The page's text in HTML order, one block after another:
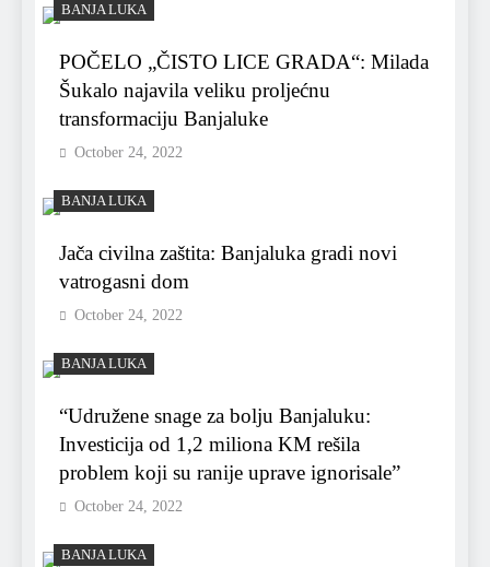
BANJA LUKA
POČELO „ČISTO LICE GRADA“: Milada
Šukalo najavila veliku proljećnu
transformaciju Banjaluke
October 24, 2022
BANJA LUKA
Jača civilna zaštita: Banjaluka gradi novi
vatrogasni dom
October 24, 2022
BANJA LUKA
“Udružene snage za bolju Banjaluku:
Investicija od 1,2 miliona KM rešila
problem koji su ranije uprave ignorisale”
October 24, 2022
BANJA LUKA